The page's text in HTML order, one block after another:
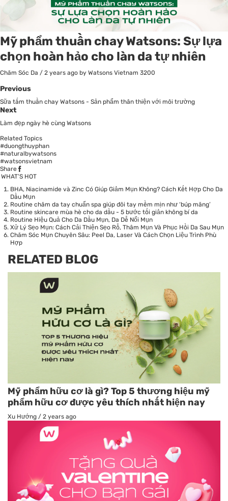
Mỹ phẩm thuần chay Watsons: Sự lựa
chọn hoàn hảo cho làn da tự nhiên
Chăm Sóc Da / 2 years ago by Watsons Vietnam 3200
Previous
Sữa tắm thuần chay Watsons - Sản phẩm thân thiện với môi trường
Next
Làm đẹp ngày hè cùng Watsons
Related Topics
#duongthuyphan
#naturalbywatsons
#watsonsvietnam
Share
WHAT’S HOT
BHA, Niacinamide và Zinc Có Giúp Giảm Mụn Không? Cách Kết Hợp Cho Da
Dầu Mụn
Routine chăm da tay chuẩn spa giúp đôi tay mềm mịn như ‘búp măng’
Routine skincare mùa hè cho da dầu - 5 bước tối giản không bí da
Routine Hiệu Quả Cho Da Dầu Mụn, Da Dễ Nổi Mụn
Xử Lý Sẹo Mụn: Cách Cải Thiện Sẹo Rỗ, Thâm Mụn Và Phục Hồi Da Sau Mụn
Chăm Sóc Mụn Chuyên Sâu: Peel Da, Laser Và Cách Chọn Liệu Trình Phù
Hợp
RELATED BLOG
Mỹ phẩm hữu cơ là gì? Top 5 thương hiệu mỹ
phẩm hữu cơ được yêu thích nhất hiện nay
Xu Hướng / 2 years ago